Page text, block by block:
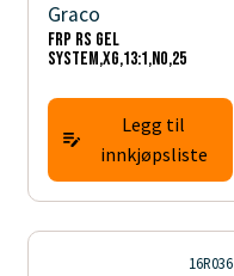
Graco
FRP RS GEL
SYSTEM,XG,13:1,NO,25
Legg til
innkjøpsliste
16R036